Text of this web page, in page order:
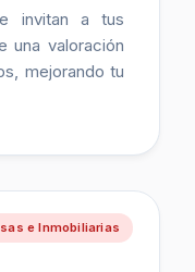
invitan a tus
una valoración
mejorando tu
e Inmobiliarias